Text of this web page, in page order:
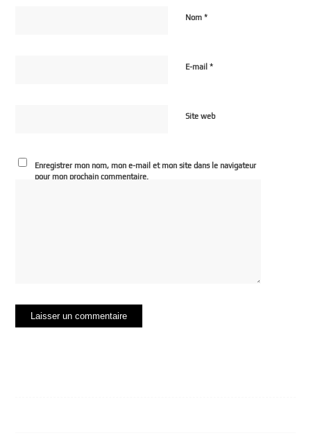
Nom*
E-mail*
Site web
Enregistrer mon nom, mon e-mail et mon site dans le navigateur
pour mon prochain commentaire.